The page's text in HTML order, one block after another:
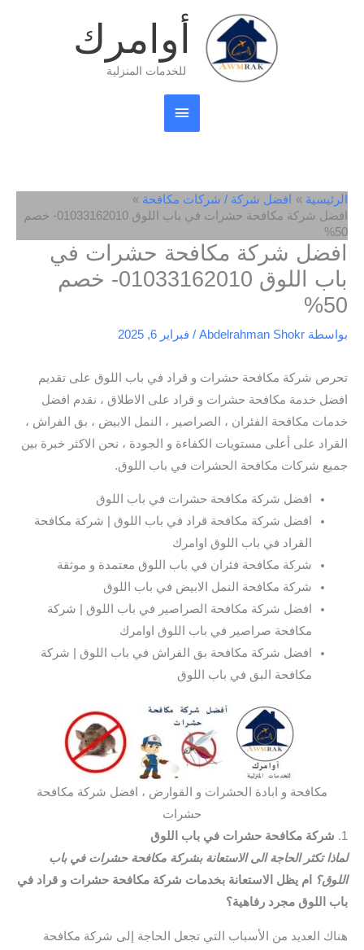
أوامرك
للخدمات المنزلية
القائمة
الرئيسية
الرئيسية
افضل شركة / شركات مكافحة
افضل شركة مكافحة حشرات في باب اللوق 01033162010- خصم
50%
افضل شركة مكافحة حشرات في
باب اللوق 01033162010- خصم
50%
بواسطة Abdelrahman Shokr
/ فبراير 6, 2025
تحرص شركة مكافحة حشرات و قراد في باب اللوق على تقديم
افضل خدمة مكافحة حشرات و قراد على الاطلاق ، نقدم افضل
خدمات مكافحة الفئران ، الصراصير ، النمل الابيض ، بق الفراش ،
القراد على أعلى مستويات الكفاءة و الجودة ، نحن الاكثر خبرة بين
جميع شركات مكافحة الحشرات في باب اللوق.
افضل شركة مكافحة حشرات في باب اللوق
افضل شركة مكافحة قراد في باب اللوق | شركة مكافحة
القراد في باب اللوق اوامرك
شركة مكافحة فئران في باب اللوق معتمدة و موثقة
شركة مكافحة النمل الابيض في باب اللوق
افضل شركة مكافحة الصراصير في باب اللوق | شركة
مكافحة صراصير في باب اللوق اوامرك
افضل شركة مكافحة بق الفراش في باب اللوق | شركة
مكافحة البق في باب اللوق
مكافحة و ابادة الحشرات و القوارض ، افضل شركة مكافحة
حشرات
1.
شركة مكافحة حشرات في باب اللوق
لماذا تكثر الحاجة الى الاستعانة بشركة مكافحة حشرات في باب
اللوق؟
ام يظل الاستعانة بخدمات شركة مكافحة حشرات و قراد في
باب اللوق مجرد رفاهية؟
هناك العديد من الأسباب التي تجعل الحاجة إلى شركة مكافحة